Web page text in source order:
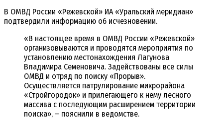
В ОМВД России «Режевской» ИА «Уральский меридиан»
подтвердили информацию об исчезновении.
«В настоящее время в ОМВД России «Режевской»
организовываются и проводятся мероприятия по
установлению местонахождения Лагунова
Владимира Семеновича. Задействованы все силы
ОМВД и отряд по поиску «Прорыв».
Осуществляется патрулирование микрорайона
«Стройгородок» и прилегающего к нему лесного
массива с последующим расширением территории
поиска», – пояснили в ведомстве.